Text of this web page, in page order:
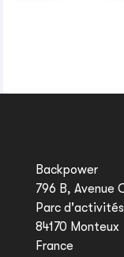
Backpower
796 B, Avenue
Parc
84170 Monteux
France